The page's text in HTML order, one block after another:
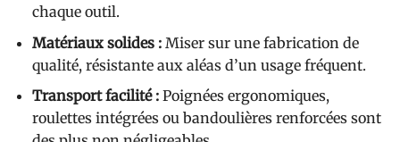
chaque outil.
Matériaux solides :Miser sur une fabrication de
qualité, résistante aux aléas d’un usage fréquent.
Transport facilité :Poignées ergonomiques,
roulettes intégrées ou bandoulières renforcées sont